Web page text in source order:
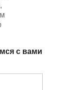
с вами